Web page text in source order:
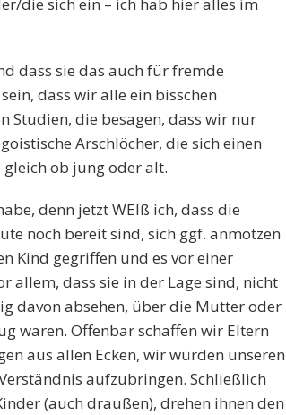
dass sie das auch für fremde
dass wir alle ein bisschen
Studien, die besagen, dass wir nur
Arschlöcher, die sich einen
ob jung oder alt.
denn jetzt WEIß ich, dass die
noch bereit sind, sich ggf. anmotzen
Kind gegriffen und es vor einer
allem, dass sie in der Lage sind, nicht
davon absehen, über die Mutter oder
waren. Offenbar schaffen wir Eltern
aus allen Ecken, wir würden unseren
aufzubringen. Schließlich
(auch draußen), drehen ihnen den